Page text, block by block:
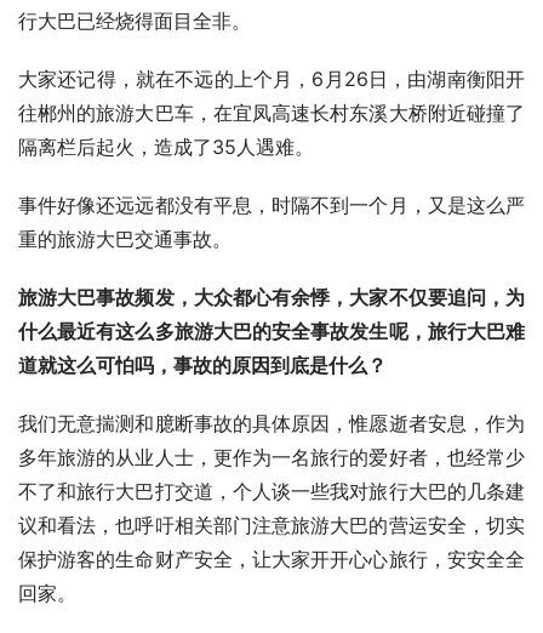
行大巴已经烧得面目全非。
大家还记得，就在不远的上个月，6月26日，由湖南衡阳开
往郴州的旅游大巴车，在宜凤高速长村东溪大桥附近碰撞了
隔离栏后起火，造成了35人遇难。
事件好像还远远都没有平息，时隔不到一个月，又是这么严
重的旅游大巴交通事故。
旅游大巴事故频发，大众都心有余悸，大家不仅要追问，为
什么最近有这么多旅游大巴的安全事故发生呢，旅行大巴难
道就这么可怕吗，事故的原因到底是什么？
我们无意揣测和臆断事故的具体原因，惟愿逝者安息，作为
多年旅游的从业人士，更作为一名旅行的爱好者，也经常少
不了和旅行大巴打交道，个人谈一些我对旅行大巴的几条建
议和看法，也呼吁相关部门注意旅游大巴的营运安全，切实
保护游客的生命财产安全，让大家开开心心旅行，安安全全
回家。